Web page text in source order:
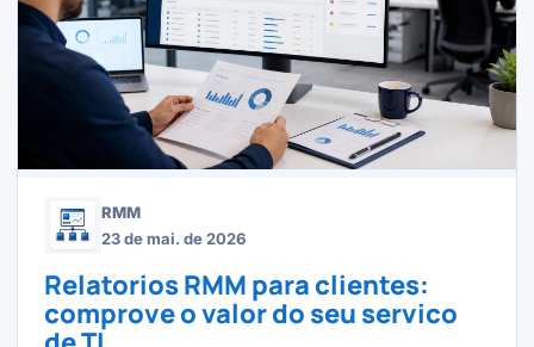
RMM
23 de mai. de 2026
Relatorios RMM para clientes:
comprove o valor do seu servico